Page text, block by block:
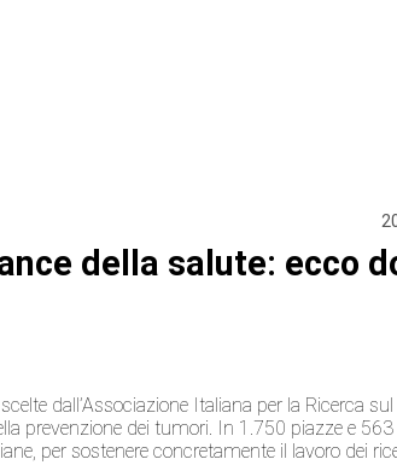
della salute: ecco
dall’Associazione Italiana per la Ricerca
prevenzione dei tumori. In 1.750 piazze e
per sostenere concretamente il lavoro dei